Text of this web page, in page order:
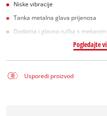
Niske vibracije
Tanka metalna glava prijenosa
Dodatna i glavna ručka s
Pogledajte
Usporedi proizvod